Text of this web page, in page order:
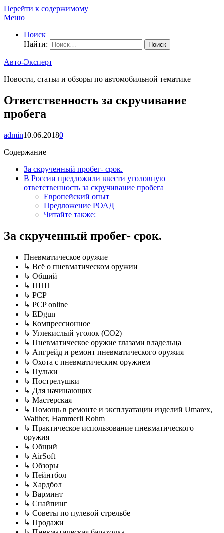
Перейти к содержимому
Меню
Поиск
Найти:
Авто-Эксперт
Новости, статьи и обзоры по автомобильной тематике
Ответственность за скручивание
пробега
admin10.06.20180
Содержание
За скрученный пробег- срок.
В России предложили ввести уголовную
ответственность за скручивание пробега
Европейский опыт
Предложение РОАД
Читайте также:
За скрученный пробег- срок.
Пневматическое оружие
↳ Всё о пневматическом оружии
↳ Общий
↳ ППП
↳ PCP
↳ PCP online
↳ EDgun
↳ Компрессионное
↳ Углекислый уголок (CO2)
↳ Пневматическое оружие глазами владельца
↳ Апгрейд и ремонт пневматического оружия
↳ Охота с пневматическим оружием
↳ Пульки
↳ Пострелушки
↳ Для начинающих
↳ Мастерская
↳ Помощь в ремонте и эксплуатации изделий Umarex,
Walther, Hammerli Rohm
↳ Практическое использование пневматического
оружия
↳ Общий
↳ AirSoft
↳ Обзоры
↳ Пейнтбол
↳ Хардбол
↳ Варминт
↳ Снайпинг
↳ Советы по пулевой стрельбе
↳ Продажи